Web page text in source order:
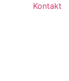
Kontakt